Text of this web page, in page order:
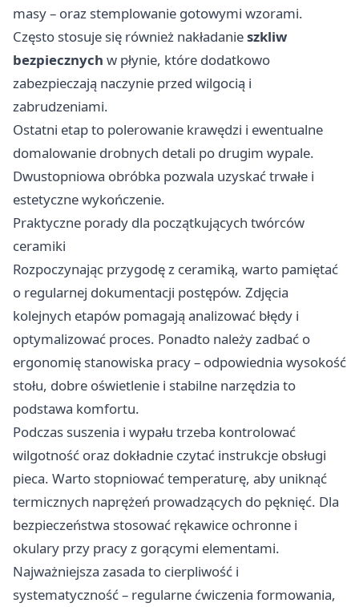
masy – oraz stemplowanie gotowymi wzorami.
Często stosuje się również nakładanieszkliw
bezpiecznych w płynie, które dodatkowo
zabezpieczają naczynie przed wilgocią i
zabrudzeniami.
Ostatni etap to polerowanie krawędzi i ewentualne
domalowanie drobnych detali po drugim wypale.
Dwustopniowa obróbka pozwala uzyskać trwałe i
estetyczne wykończenie.
Praktyczne porady dla początkujących twórców
ceramiki
Rozpoczynając przygodę z ceramiką, warto pamiętać
o regularnej dokumentacji postępów. Zdjęcia
kolejnych etapów pomagają analizować błędy i
optymalizować proces. Ponadto należy zadbać o
ergonomię stanowiska pracy – odpowiednia wysokość
stołu, dobre oświetlenie i stabilne narzędzia to
podstawa komfortu.
Podczas suszenia i wypału trzeba kontrolować
wilgotność oraz dokładnie czytać instrukcje obsługi
pieca. Warto stopniować temperaturę, aby uniknąć
termicznych naprężeń prowadzących do pęknięć. Dla
bezpieczeństwa stosować rękawice ochronne i
okulary przy pracy z gorącymi elementami.
Najważniejsza zasada to cierpliwość i
systematyczność – regularne ćwiczenia formowania,